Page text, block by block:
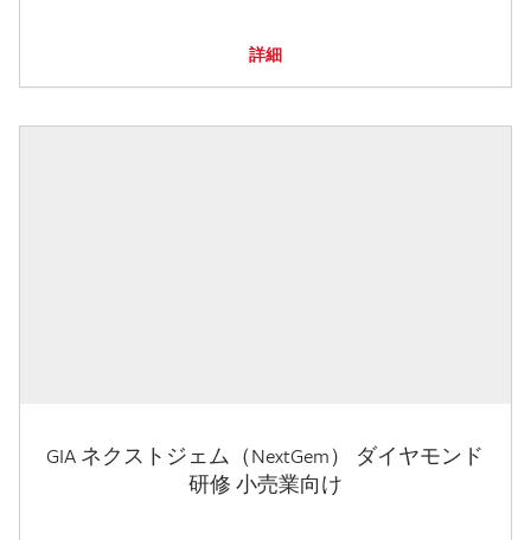
詳細
GIA ネクストジェム（NextGem） ダイヤモンド
研修 小売業向け